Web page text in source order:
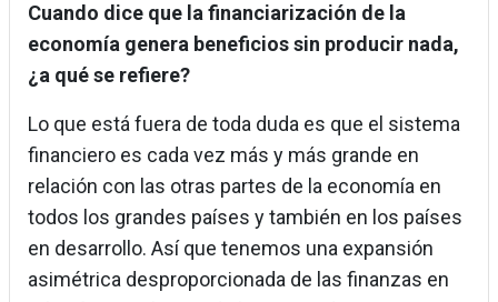
Cuando dice que la financiarización de la
economía genera beneficios sin producir nada,
¿a qué se refiere?
Lo que está fuera de toda duda es que el sistema
financiero es cada vez más y más grande en
relación con las otras partes de la economía en
todos los grandes países y también en los países
en desarrollo. Así que tenemos una expansión
asimétrica desproporcionada de las finanzas en